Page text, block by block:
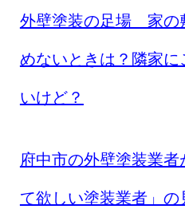
外壁塗装の足場 家の
めないときは？隣家
いけど？
府中市の外壁塗装業
て欲しい塗装業者」